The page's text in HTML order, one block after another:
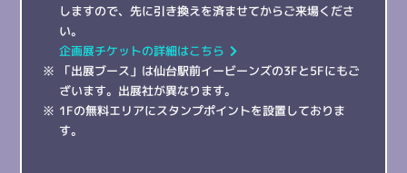
しますので、先に引き換えを済ませてからご来場くださ
い。
企画展チケットの詳細はこちら
「出展ブース」は仙台駅前イービーンズの3Fと5Fにもご
ざいます。出展社が異なります。
1Fの無料エリアにスタンプポイントを設置しておりま
す。